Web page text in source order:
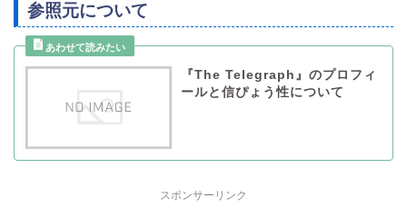
参照元について
『The Telegraph』のプロフィ
ールと信ぴょう性について
スポンサーリンク